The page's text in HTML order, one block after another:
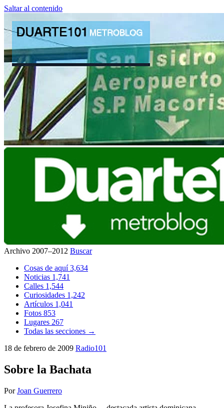
Saltar al contenido
Archivo 2007–2012 Buscar
Cosas de aquí3,634
Noticias 1,741
Calles 1,544
Curiosidades 1,242
Artículos 1,041
Fotos 853
Lugares 267
Todas las secciones →
18 de febrero de 2009 Radio101
Sobre la Bachata
PorJoan Guerrero